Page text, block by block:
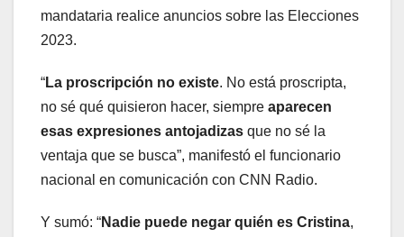
mandataria realice anuncios sobre las Elecciones
2023.
“La proscripción no existe. No está proscripta,
no sé qué quisieron hacer, siempre aparecen
esas expresiones antojadizas que no sé la
ventaja que se busca”, manifestó el funcionario
nacional en comunicación con CNN Radio.
Y sumó: “Nadie puede negar quién es Cristina,